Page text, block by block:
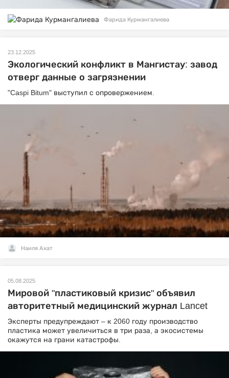
Фарида Курмангалиева
23.12.2025
Экологический конфликт в Мангистау: завод
отверг данные о загрязнении
"Caspi Bitum" выступил с опровержением.
Наиля Ахат
05.08.2025
Мировой "пластиковый кризис" объявил
авторитетный медицинский журнал Lancet
Эксперты предупреждают – к 2060 году производство
пластика может увеличиться в три раза, а экосистемы
окажутся на грани катастрофы.